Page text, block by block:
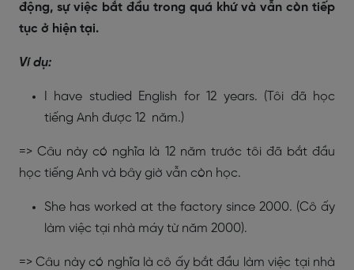
động, sự việc bắt đầu trong quá khứ và vẫn còn tiếp
tục ở hiện tại.
Ví dụ:
I have studied English for 12 years. (Tôi đã học
tiếng Anh được 12 năm.)
=> Câu này có nghĩa là 12 năm trước tôi đã bắt đầu
học tiếng Anh và bây giờ vẫn còn học.
She has worked at the factory since 2000. (Cô ấy
làm việc tại nhà máy từ năm 2000).
=> Câu này có nghĩa là cô ấy bắt đầu làm việc tại nhà